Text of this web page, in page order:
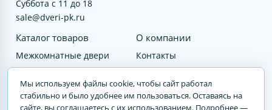
Суббота с 11 до 18
sale@dveri-pk.ru
Каталог товаров
Межкомнатные двери
Входные двери
О компании
Контакты
Мы используем файлы cookie, чтобы сайт работал
стабильно и было удобнее им пользоваться. Оставаясь на
сайте, вы соглашаетесь с их использованием. Подробнее —